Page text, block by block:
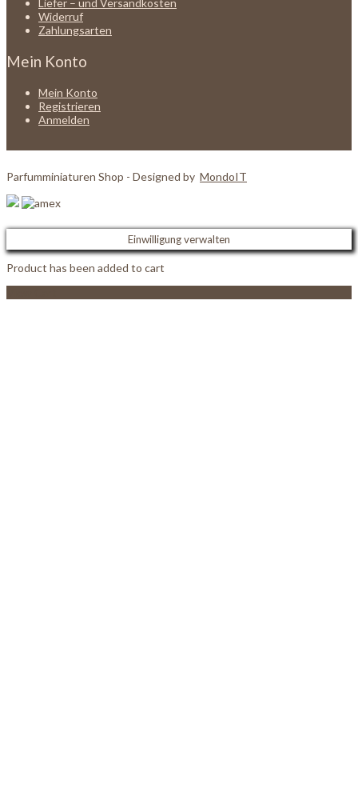
Liefer – und Versandkosten
Widerruf
Zahlungsarten
Mein Konto
Mein Konto
Registrieren
Anmelden
Parfumminiaturen Shop - Designed by MondoIT
Einwilligung verwalten
Product has been added to cart